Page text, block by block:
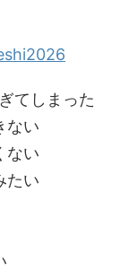
てしまった
ない
ない
たい